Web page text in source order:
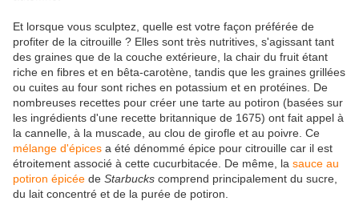
Et lorsque vous sculptez, quelle est votre façon préférée de
profiter de la citrouille ? Elles sont très nutritives, s'agissant tant
des graines que de la couche extérieure, la chair du fruit étant
riche en fibres et en bêta-carotène, tandis que les graines grillées
ou cuites au four sont riches en potassium et en protéines. De
nombreuses recettes pour créer une tarte au potiron (basées sur
les ingrédients d'une recette britannique de 1675) ont fait appel à
la cannelle, à la muscade, au clou de girofle et au poivre. Ce
mélange d'épices a été dénommé épice pour citrouille car il est
étroitement associé à cette cucurbitacée. De même, la sauce au
potiron épicée de Starbucks comprend principalement du sucre,
du lait concentré et de la purée de potiron.